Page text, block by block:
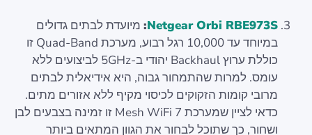
Netgear Orbi RBE973S
: מיועדת לבתים גדולים
במיוחד עד 10,000 רגל רבוע, מערכת Quad-Band זו
כוללת ערוץ Backhaul יהודי ב-5GHz לביצועים ללא
עומס. למרות שהתמחור גבוה, היא אידיאלית לבתים
מרובי קומות הזקוקים לכיסוי מקיף ללא אזורים מתים.
כדאי לציין שמערכת Mesh WiFi 7 זו זמינה בצבעים לבן
ושחור, כך שתוכל לבחור את הגוון המתאים ביותר